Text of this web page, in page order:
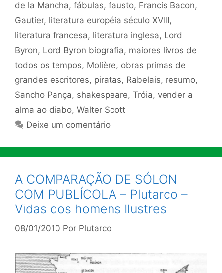
de la Mancha, fábulas, fausto, Francis Bacon,
Gautier, literatura européia século XVIII,
literatura francesa, literatura inglesa, Lord
Byron, Lord Byron biografia, maiores livros de
todos os tempos, Molière, obras primas de
grandes escritores, piratas, Rabelais, resumo,
Sancho Pança, shakespeare, Tróia, vender a
alma ao diabo, Walter Scott
Deixe um comentário
A COMPARAÇÃO DE SÓLON
COM PUBLÍCOLA – Plutarco –
Vidas dos homens Ilustres
08/01/2010 Por Plutarco